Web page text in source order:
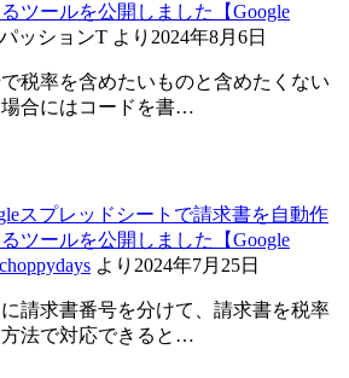
ツールを公開しました【Google
パッションT より 2024年8月6日
税率を含めたいものと含めたくない
場合にはコードを書…
スプレッドシートで請求書を自動作
ツールを公開しました【Google
choppydays より 2024年7月25日
請求書番号を分けて、請求書を税率
法で対応できると…